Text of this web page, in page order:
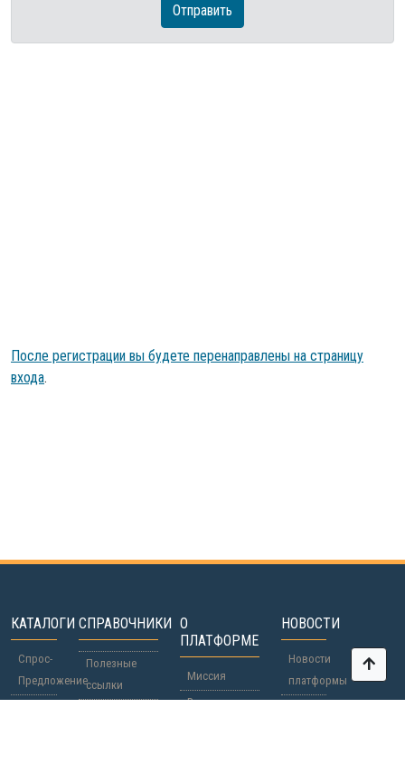
Отправить
После регистрации вы будете перенаправлены на страницу
входа.
КАТАЛОГИ
Спрос-
Предложение
СПРАВОЧНИКИ
Полезные
ссылки
О
ПЛАТФОРМЕ
Миссия
Вопросы-
НОВОСТИ
Новости
платформы